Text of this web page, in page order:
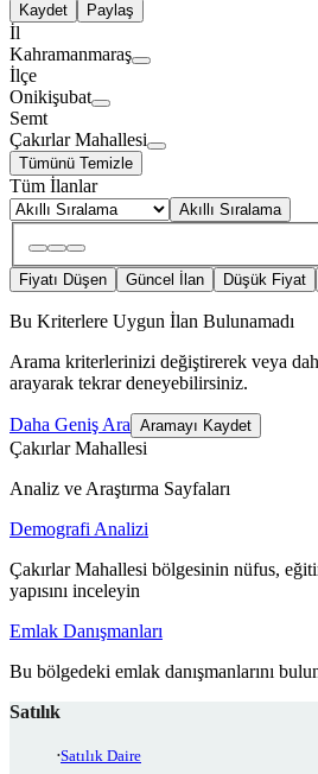
Kaydet
Paylaş
İl
Kahramanmaraş
İlçe
Onikişubat
Semt
Çakırlar Mahallesi
Tümünü Temizle
Tüm İlanlar
Akıllı Sıralama
Fiyatı Düşen Güncel İlan Düşük Fiyat
Bu Kriterlere Uygun İlan Bulunamadı
Arama kriterlerinizi değiştirerek veya
arayarak tekrar deneyebilirsiniz.
Daha Geniş Ara Aramayı Kaydet
Çakırlar Mahallesi
Analiz ve Araştırma Sayfaları
Demografi Analizi
Çakırlar Mahallesi bölgesinin nüfus,
yapısını inceleyin
Emlak Danışmanları
Bu bölgedeki emlak danışmanlarını
Satılık
Satılık Daire